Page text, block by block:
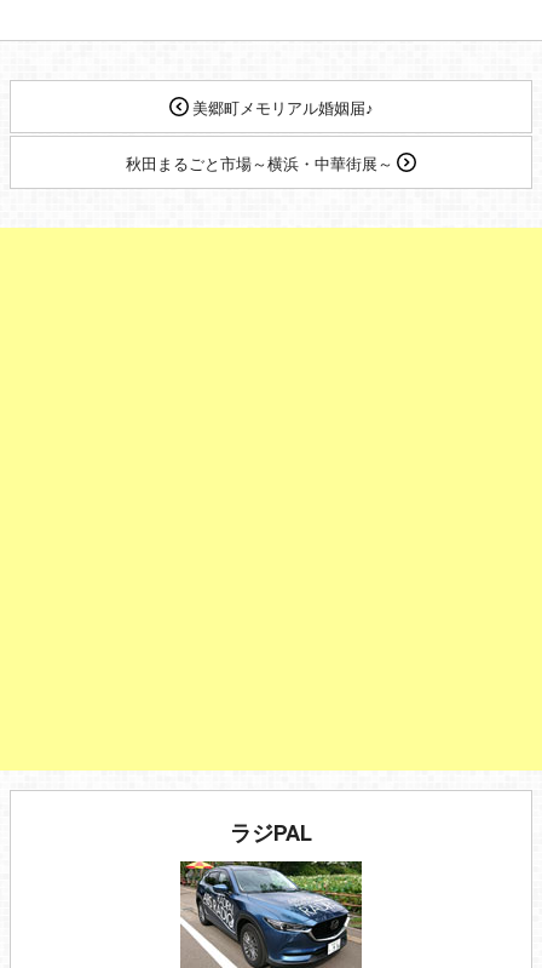
美郷町メモリアル婚姻届♪
秋田まるごと市場～横浜・中華街展～
ラジPAL